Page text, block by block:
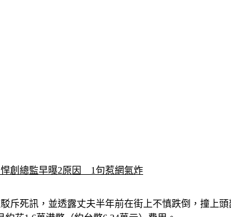
創總監早曝2原因　1句惹網氣炸
斥死訊，並透露丈夫半年前在街上不慎跌倒，撞上